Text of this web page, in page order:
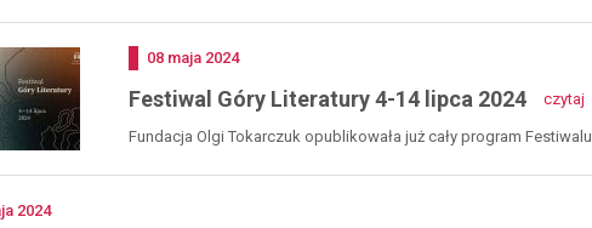
dzikowcu,
11-
14.07.2024
r.
Dodano
08 maja 2024
Festiwal Góry Literatury 4-14 lipca 2024 czytaj
Fundacja Olgi Tokarczuk opublikowała już cały program Festiwalu
2024